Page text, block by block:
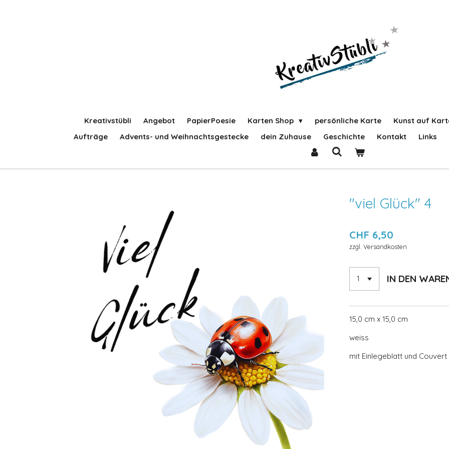
Kreativstübli Angebot PapierPoesie Karten Shop persönliche Karte Kunst auf
Aufträge
Advents- und Weihnachtsgestecke dein Zuhause Geschichte Kontakt Links
"viel Glück" 4
CHF 6,50
zzgl. Versandkosten
IN DEN
15,0 cm x 15,0 cm
weiss
mit Einlegeblatt und Couvert